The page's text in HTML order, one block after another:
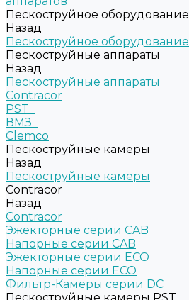
Пескоструйное оборудование
Назад
Пескоструйное оборудование
Пескоструйные аппараты
Назад
Пескоструйные аппараты
Contracor
PST
ВМЗ
Clemco
Пескоструйные камеры
Назад
Пескоструйные камеры
Contracor
Назад
Contracor
Эжекторные серии CAB
Напорные серии CAB
Эжекторные серии ECO
Напорные серии ECO
Фильтр-Камеры серии DC